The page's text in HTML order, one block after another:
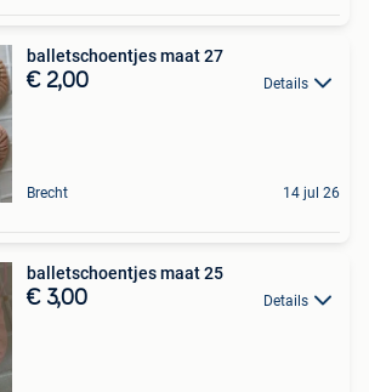
balletschoentjes maat 27
€ 2,00 Details
Brecht 14 jul 26
balletschoentjes maat 25
€ 3,00 Details